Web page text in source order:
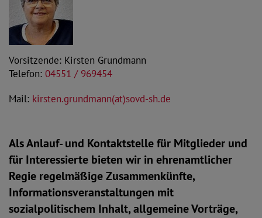
Als Anlauf- und Kontaktstelle für Mitglieder und
für Interessierte bieten wir in ehrenamtlicher
Regie regelmäßige Zusammenkünfte,
Informationsveranstaltungen mit
sozialpolitischem Inhalt, allgemeine Vorträge,
Vorsitzende: Kirsten Grundmann
Telefon: 04551 / 969454
Mail: kirsten.grundmann(at)sovd-sh.de